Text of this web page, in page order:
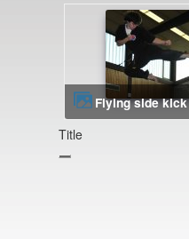
Flying side kick
Title